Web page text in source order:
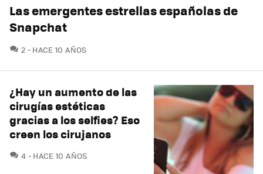
Las emergentes estrellas españolas de
Snapchat
2 COMENTARIOS
HACE 10 AÑOS
¿Hay un aumento de las
cirugías estéticas
gracias a los selfies? Eso
creen los cirujanos
4 COMENTARIOS
HACE 10 AÑOS